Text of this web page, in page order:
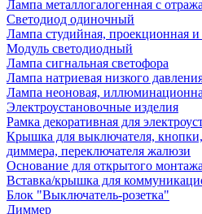
Лампа металлогалогенная с
Светодиод одиночный
Лампа студийная, проекционная
Модуль светодиодный
Лампа сигнальная светофора
Лампа натриевая низкого
Лампа неоновая,
Электроустановочные изделия
Рамка декоративная для
Крышка для выключателя, кнопки,
диммера, переключателя жалюзи
Основание для открытого монтажа
Вставка/крышка для
Блок "Выключатель-розетка"
Диммер